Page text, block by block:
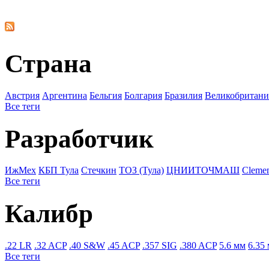
Страна
Австрия Аргентина Бельгия Болгария Бразилия
Все теги
Разработчик
ИжМех КБП Тула Стечкин ТОЗ (Тула) ЦНИИТОЧМАШ
Все теги
Калибр
.22 LR .32 ACP .40 S&W .45 ACP .357 SIG .380 ACP 5.6 мм 6.35
Все теги